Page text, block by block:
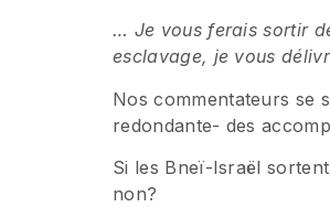
… Je vous ferais sortir
esclavage, je vous
Nos commentateurs se
redondante- des
Si les Bneï-Israël sortent
non?